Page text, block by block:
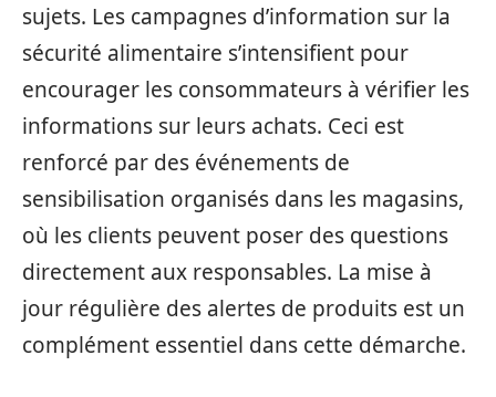
sujets. Les campagnes d’information sur la
sécurité alimentaire s’intensifient pour
encourager les consommateurs à vérifier les
informations sur leurs achats. Ceci est
renforcé par des événements de
sensibilisation organisés dans les magasins,
où les clients peuvent poser des questions
directement aux responsables. La mise à
jour régulière des alertes de produits est un
complément essentiel dans cette démarche.